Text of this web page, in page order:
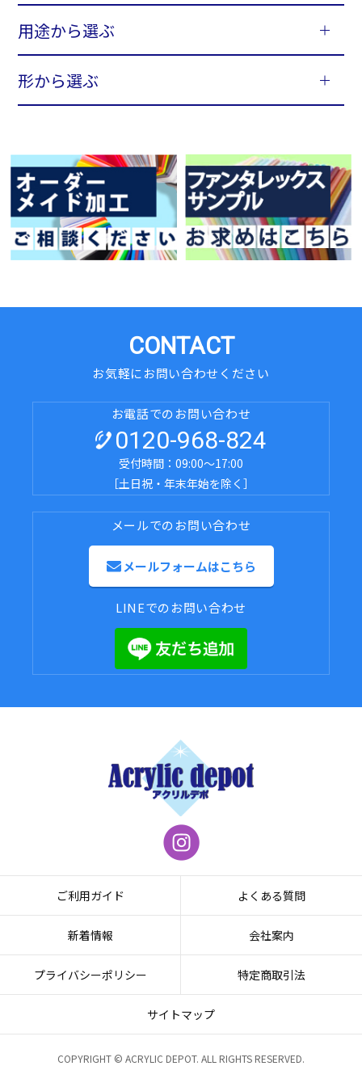
用途から選ぶ
形から選ぶ
CONTACT
お気軽にお問い合わせください
お電話でのお問い合わせ
0120-968-824
受付時間：09:00～17:00
［土日祝・年末年始を除く］
メールでのお問い合わせ
メールフォームはこちら
LINEでのお問い合わせ
ご利用ガイド よくある質問
新着情報 会社案内
プライバシーポリシー 特定商取引法
サイトマップ
COPYRIGHT © ACRYLIC DEPOT. ALL RIGHTS RESERVED.